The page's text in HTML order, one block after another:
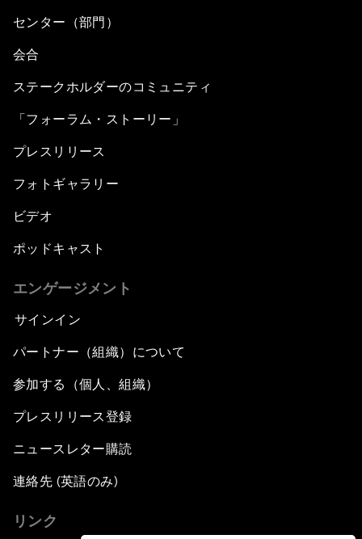
センター（部門）
会合
ステークホルダーのコミュニティ
「フォーラム・ストーリー」
プレスリリース
フォトギャラリー
ビデオ
ポッドキャスト
エンゲージメント
サインイン
パートナー（組織）について
参加する（個人、組織）
プレスリリース登録
ニュースレター購読
連絡先 (英語のみ)
リンク